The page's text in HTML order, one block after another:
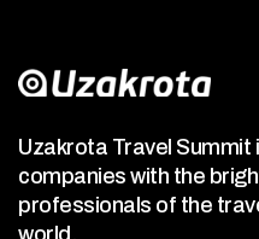
Uzakrota Travel
companies with the
professionals of the